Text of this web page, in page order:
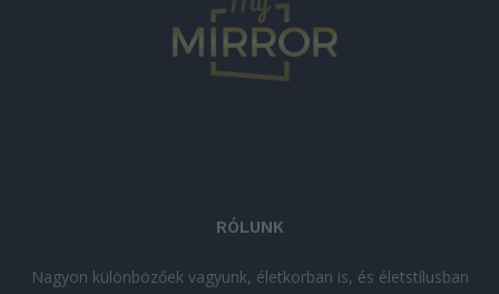
RÓLUNK
Nagyon különbözőek vagyunk, életkorban is, és életstílusban